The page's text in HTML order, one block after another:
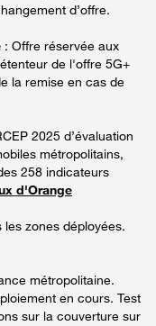
d’offre.
: Offre réservée aux
de l'offre 5G+
la remise en cas de
2025 d’évaluation
métropolitains,
258 indicateurs
d'Orange
les zones déployées.
métropolitaine.
en cours. Test
sur la couverture sur